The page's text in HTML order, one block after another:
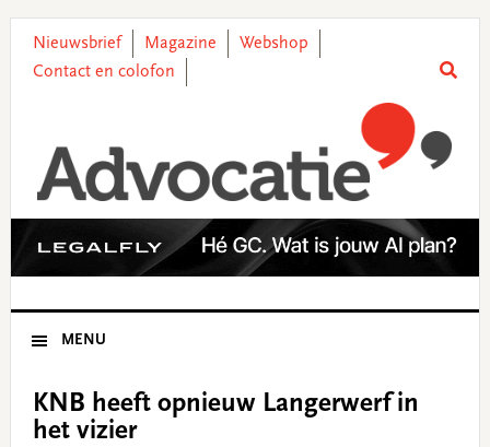
primary
main
primary
footer
Nieuwsbrief Magazine
Webshop
Contact en colofon
MENU
KNB heeft opnieuw Langerwerf in
het vizier